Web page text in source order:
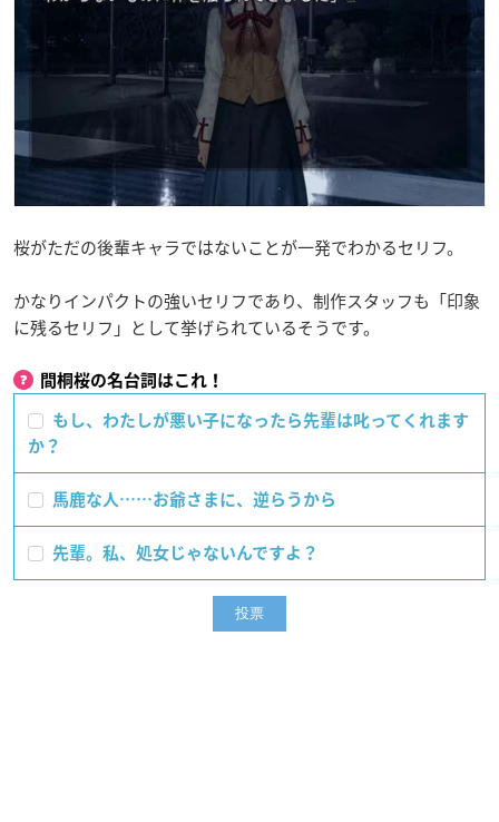
桜がただの後輩キャラではないことが一発でわかるセリフ。
かなりインパクトの強いセリフであり、制作スタッフも「印象
に残るセリフ」として挙げられているそうです。
間桐桜の名台詞はこれ！
もし、わたしが悪い子になったら先輩は叱ってくれます
か？
馬鹿な人……お爺さまに、逆らうから
先輩。私、処女じゃないんですよ？